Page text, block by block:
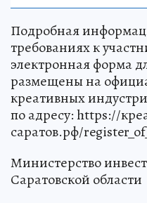
Подробная
требованиях к
электронная форма
размещены на
креативных
по адресу: https://
саратов.рф/
Министерство
Саратовской области